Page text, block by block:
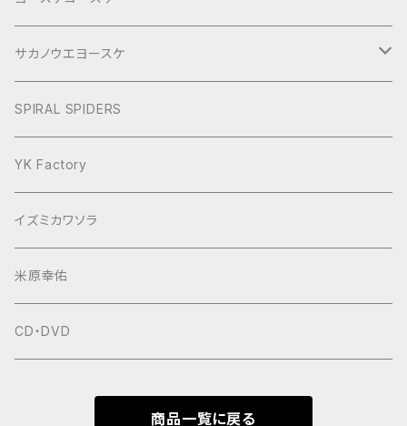
ぶらり旅2017Short
サカノウエヨースケ
ヨースケNIGHT
SPIRAL SPIDERS
YK Factory
イズミカワソラ
米原幸佑
CD・DVD
商品一覧に戻る